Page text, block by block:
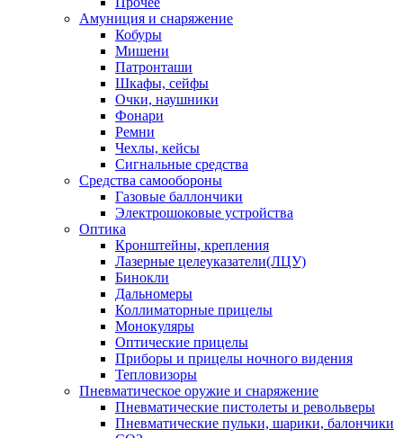
Амуниция и снаряжение
Кобуры
Мишени
Патронташи
Шкафы, сейфы
Очки, наушники
Фонари
Ремни
Чехлы, кейсы
Сигнальные средства
Средства самообороны
Газовые баллончики
Электрошоковые устройства
Оптика
Кронштейны, крепления
Лазерные целеуказатели(ЛЦУ)
Бинокли
Дальномеры
Коллиматорные прицелы
Монокуляры
Оптические прицелы
Приборы и прицелы ночного видения
Тепловизоры
Пневматическое оружие и снаряжение
Пневматические пистолеты и револьверы
Пневматические пульки, шарики, балончики